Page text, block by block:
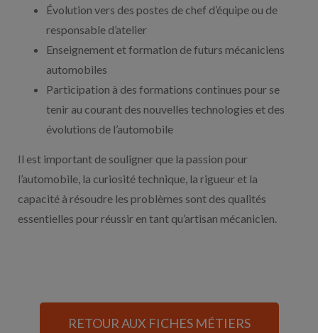
Évolution vers des postes de chef d’équipe ou de
responsable d’atelier
Enseignement et formation de futurs mécaniciens
automobiles
Participation à des formations continues pour se
tenir au courant des nouvelles technologies et des
évolutions de l’automobile
Il est important de souligner que la passion pour
l’automobile, la curiosité technique, la rigueur et la
capacité à résoudre les problèmes sont des qualités
essentielles pour réussir en tant qu’artisan mécanicien.
RETOUR AUX FICHES MÉTIERS